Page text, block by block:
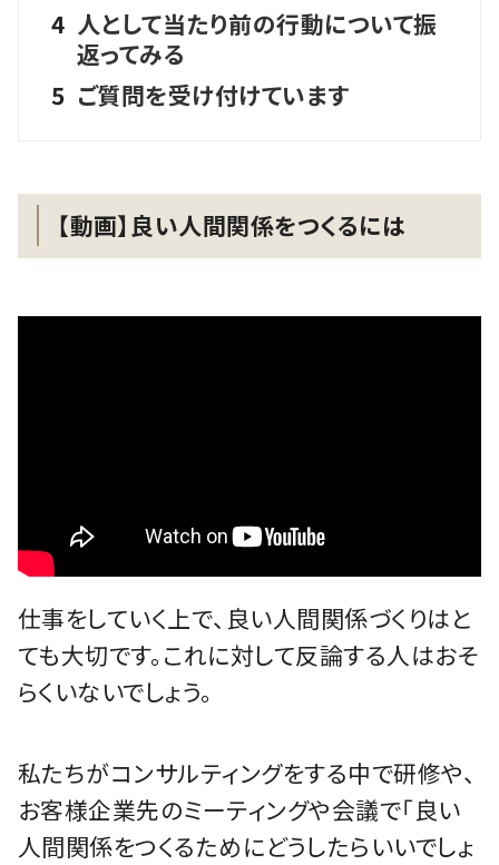
4 人として当たり前の行動について振
返ってみる
5 ご質問を受け付けています
【動画】良い人間関係をつくるには
仕事をしていく上で、良い人間関係づくりはと
ても大切です。これに対して反論する人はおそ
らくいないでしょう。
私たちがコンサルティングをする中で研修や、
お客様企業先のミーティングや会議で「良い
人間関係をつくるためにどうしたらいいでしょ